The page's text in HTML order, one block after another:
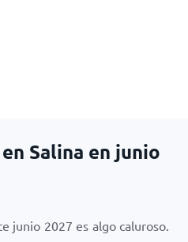
Salina en junio
junio 2027 es algo caluroso.